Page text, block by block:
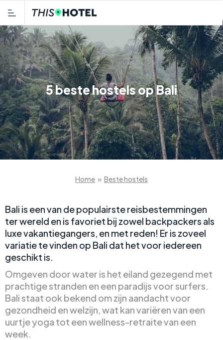
5 beste hostels op Bali
Home » Beste hostels
Bali is een van de populairste reisbestemmingen
ter wereld en is favoriet bij zowel backpackers als
luxe vakantiegangers, en met reden! Er is zoveel
variatie te vinden op Bali dat het voor iedereen
geschikt is.
Omgeven door water is het eiland gezegend met
prachtige stranden en een paradijs voor surfers.
Bali staat ook bekend om zijn aandacht voor
gezondheid en welzijn, wat kan variëren van een
uurtje yoga tot een wellness-retraite van een
week.